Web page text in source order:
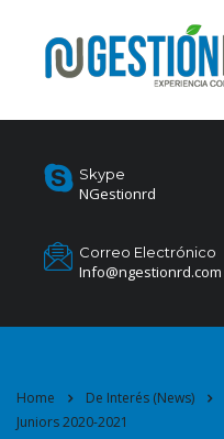
Skype
NGestionrd
Correo Electrónico
Info@ngestionrd.com
Home De Interés (News)
Juniors 2020-2021